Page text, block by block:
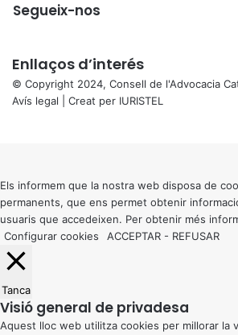
Segueix-nos
Enllaços d’interés
© Copyright 2024, Consell de l'Advocacia
Avís legal | Creat per IURISTEL
button
Els informem que la nostra web disposa de
permanents, que ens permet obtenir
usuaris que accedeixen. Per obtenir més
Configurar cookies
ACCEPTAR - REFUSAR
Tanca
Visió general de privadesa
Aquest lloc web utilitza cookies per millorar la